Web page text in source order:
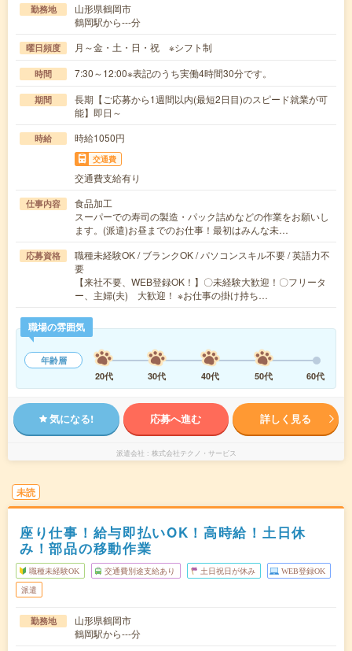
勤務地
山形県鶴岡市
鶴岡駅から---分
曜日頻度 月～金・土・日・祝 ※シフト制
時間 7:30～12:00※表記のうち実働4時間30分です。
期間
長期【ご応募から1週間以内(最短2日目)のスピード就業が可
能】即日～
時給 時給1050円
交通費
交通費支給有り
仕事内容
食品加工
スーパーでの寿司の製造・パック詰めなどの作業をお願いし
ます。(派遣)お昼までのお仕事！最初はみんな未…
応募資格
職種未経験OK / ブランクOK / パソコンスキル不要 / 英語力不
要
【来社不要、WEB登録OK！】〇未経験大歓迎！〇フリータ
ー、主婦(夫) 大歓迎！ ※お仕事の掛け持ち…
職場の雰囲気
年齢層
20代
30代 40代 50代 60代
気になる! 応募へ進む 詳しく見る
派遣会社 株式会社テクノ・サービス
未読
座り仕事！給与即払いOK！高時給！土日休
み！部品の移動作業
職種未経験OK 交通費別途支給あり 土日祝日が休み WEB登録OK
派遣
勤務地
山形県鶴岡市
鶴岡駅から---分